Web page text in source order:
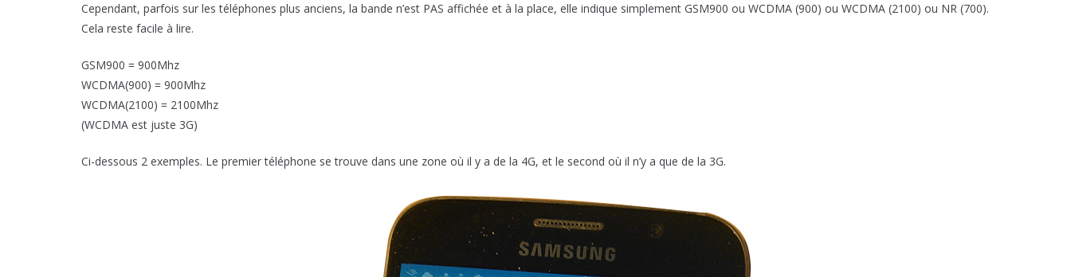
Cependant, parfois sur les téléphones plus anciens, la bande n’est PAS affichée et à la place, elle indique simplement GSM900 ou WCDMA (900) ou WCDMA (2100) ou NR (700).
Cela reste facile à lire.
GSM900 = 900Mhz
WCDMA(900) = 900Mhz
WCDMA(2100) = 2100Mhz
(WCDMA est juste 3G)
Ci-dessous 2 exemples. Le premier téléphone se trouve dans une zone où il y a de la 4G, et le second où il n’y a que de la 3G.